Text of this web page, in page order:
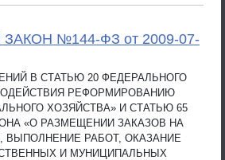
№144-ФЗ от 2009-07-
В СТАТЬЮ 20 ФЕДЕРАЛЬНОГО
РЕФОРМИРОВАНИЮ
ХОЗЯЙСТВА» И СТАТЬЮ 65
«О РАЗМЕЩЕНИИ ЗАКАЗОВ НА
ВЫПОЛНЕНИЕ РАБОТ, ОКАЗАНИЕ
И МУНИЦИПАЛЬНЫХ